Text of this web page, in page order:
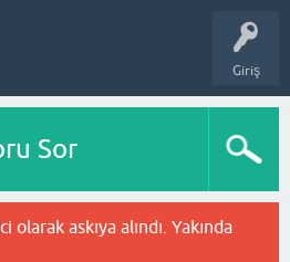
Giriş
Sor
olarak askıya alındı. Yakında